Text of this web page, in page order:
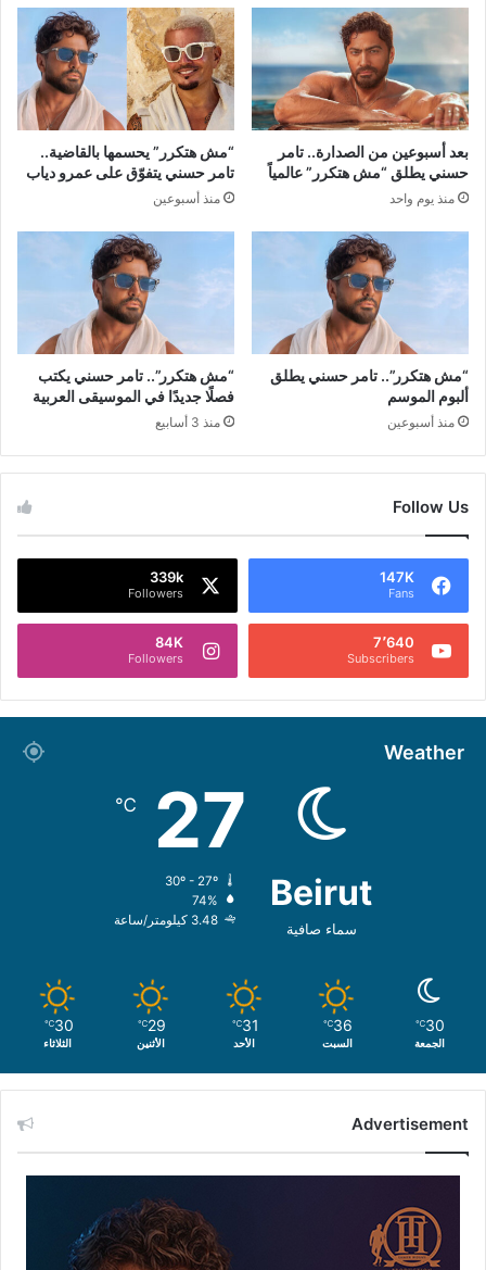
بعد أسبوعين من الصدارة.. تامر
حسني يطلق “مش هتكرر” عالمياً
منذ يوم واحد
“مش هتكرر” يحسمها بالقاضية..
تامر حسني يتفوّق على عمرو دياب
منذ أسبوعين
“مش هتكرر”.. تامر حسني يطلق
ألبوم الموسم
منذ أسبوعين
“مش هتكرر”.. تامر حسني يكتب
فصلًا جديدًا في الموسيقى العربية
منذ 3 أسابيع
Follow Us
147K
Fans
339k
Followers
7٬640
Subscribers
84K
Followers
Weather
Beirut
سماء صافية
27
℃
74%
3.48 كيلومتر/ساعة
30
℃
الجمعة
36
℃
السبت
31
℃
الأحد
29
℃
الأثنين
30
℃
الثلاثاء
Advertisement